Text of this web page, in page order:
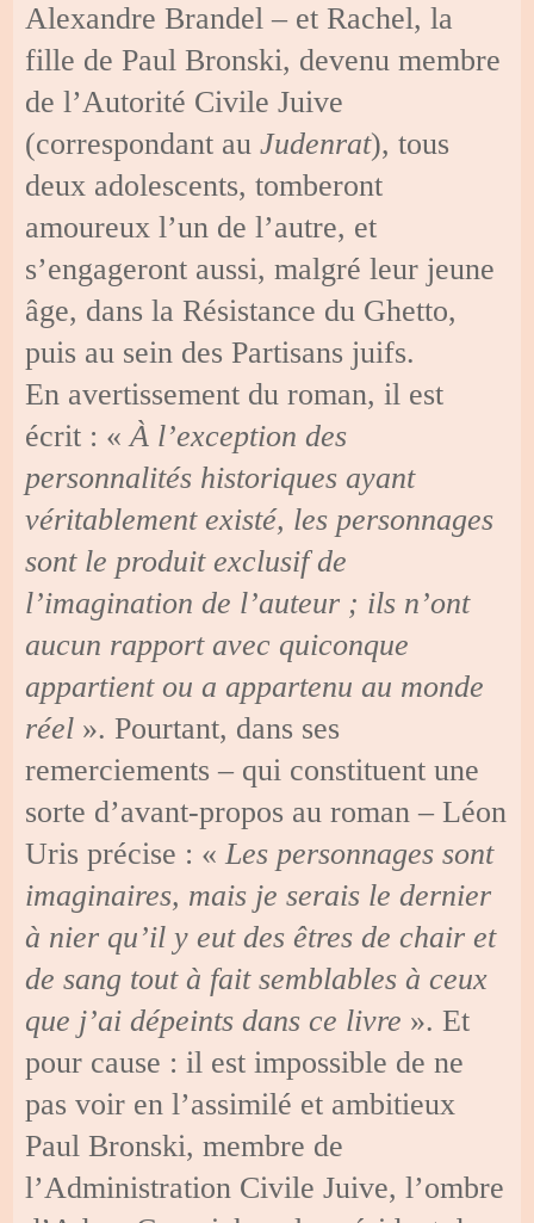
Alexandre Brandel – et Rachel, la
fille de Paul Bronski, devenu membre
de l’Autorité Civile Juive
(correspondant auJudenrat), tous
deux adolescents, tomberont
amoureux l’un de l’autre, et
s’engageront aussi, malgré leur jeune
âge, dans la Résistance du Ghetto,
puis au sein des Partisans juifs.
En avertissement du roman, il est
écrit : «À l’exception des
personnalités historiques ayant
véritablement existé, les personnages
sont le produit exclusif de
l’imagination de l’auteur ; ils n’ont
aucun rapport avec quiconque
appartient ou a appartenu au monde
réel ». Pourtant, dans ses
remerciements – qui constituent une
sorte d’avant-propos au roman – Léon
Uris précise : «Les personnages sont
imaginaires, mais je serais le dernier
à nier qu’il y eut des êtres de chair et
de sang tout à fait semblables à ceux
que j’ai dépeints dans ce livre ». Et
pour cause : il est impossible de ne
pas voir en l’assimilé et ambitieux
Paul Bronski, membre de
l’Administration Civile Juive, l’ombre